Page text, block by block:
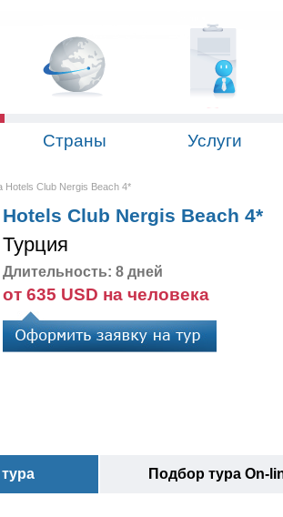
Страны Услуги
Club Nergis Beach 4*
Club Nergis Beach 4*
Турция
Длительность: 8 дней
от 635 USD на человека
Подбор тура On-